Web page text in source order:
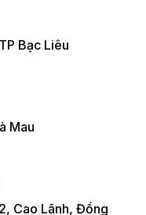
Bạc Liêu
Mau
Cao Lãnh, Đồng